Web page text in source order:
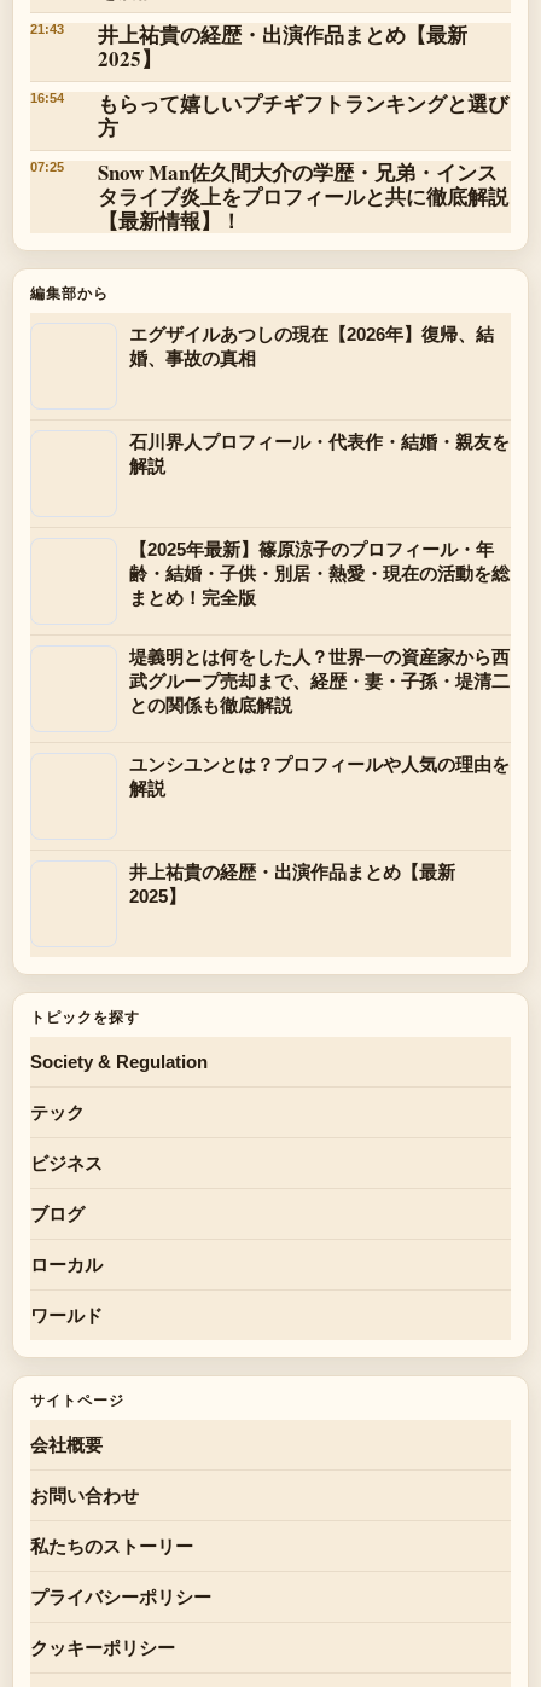
21:43
井上祐貴の経歴・出演作品まとめ【最新
2025】
16:54
もらって嬉しいプチギフトランキングと選び
方
07:25
Snow Man佐久間大介の学歴・兄弟・インス
タライブ炎上をプロフィールと共に徹底解説
【最新情報】！
編集部から
エグザイルあつしの現在【2026年】復帰、結
婚、事故の真相
石川界人プロフィール・代表作・結婚・親友を
解説
【2025年最新】篠原涼子のプロフィール・年
齢・結婚・子供・別居・熱愛・現在の活動を総
まとめ！完全版
堤義明とは何をした人？世界一の資産家から西
武グループ売却まで、経歴・妻・子孫・堤清二
との関係も徹底解説
ユンシユンとは？プロフィールや人気の理由を
解説
井上祐貴の経歴・出演作品まとめ【最新
2025】
トピックを探す
Society & Regulation
テック
ビジネス
ブログ
ローカル
ワールド
サイトページ
会社概要
お問い合わせ
私たちのストーリー
プライバシーポリシー
クッキーポリシー